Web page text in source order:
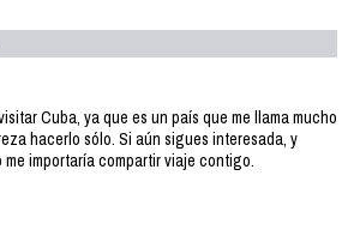
Cuba, ya que es un país que me llama mucho
hacerlo sólo. Si aún sigues interesada, y
importaría compartir viaje contigo.